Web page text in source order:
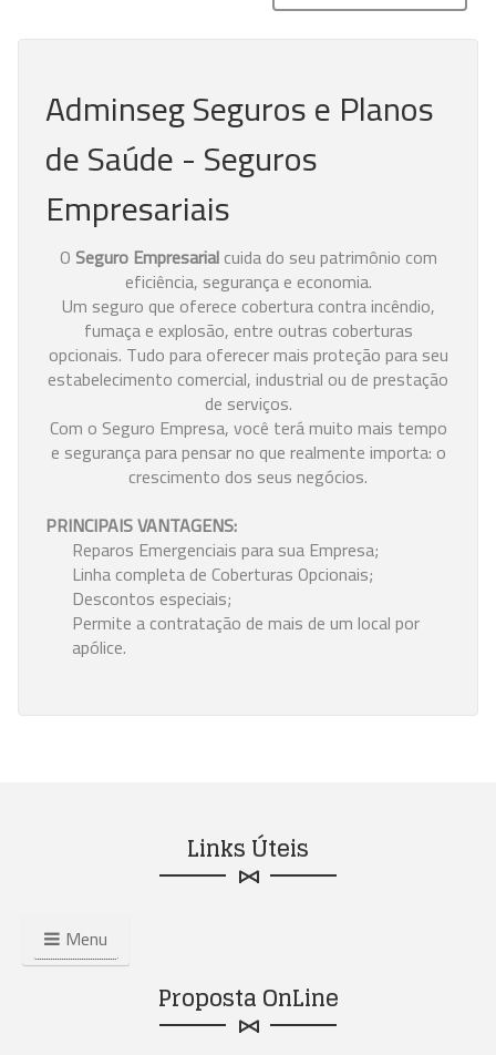
Adminseg Seguros e Planos
de Saúde - Seguros
Empresariais
O Seguro Empresarialcuida do seu patrimônio com
eficiência, segurança e economia.
Um seguro que oferece cobertura contra incêndio,
fumaça e explosão, entre outras coberturas
opcionais. Tudo para oferecer mais proteção para seu
estabelecimento comercial, industrial ou de prestação
de serviços.
Com o Seguro Empresa, você terá muito mais tempo
e segurança para pensar no que realmente importa: o
crescimento dos seus negócios.
PRINCIPAIS VANTAGENS:
Reparos Emergenciais para sua Empresa;
Linha completa de Coberturas Opcionais;
Descontos especiais;
Permite a contratação de mais de um local por
apólice.
Links Úteis
Menu
Proposta OnLine